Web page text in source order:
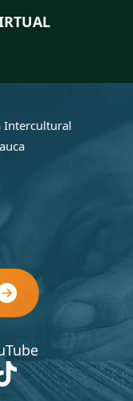
Intercultural